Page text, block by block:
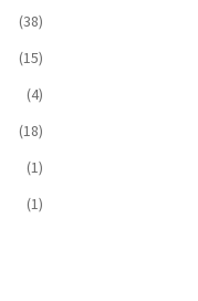
(38)
(15)
(4)
(18)
(1)
(1)